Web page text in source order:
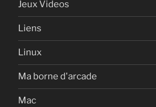
Jeux Videos
Liens
Linux
Ma borne d'arcade
Mac